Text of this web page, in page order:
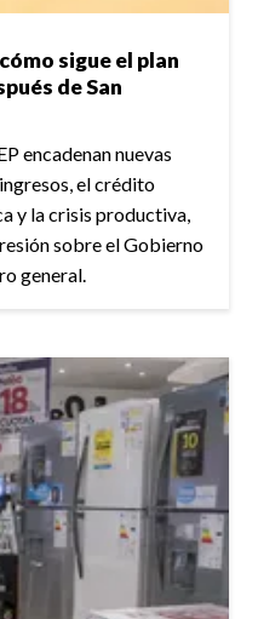
sigue el plan
de San
encadenan nuevas
el crédito
y la crisis productiva,
sobre el Gobierno
general.